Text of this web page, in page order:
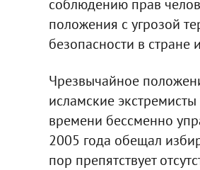
соблюдению прав
положения с угрозой
безопасности в стране
Чрезвычайное
исламские
времени бессменно
2005 года обещал
пор препятствует